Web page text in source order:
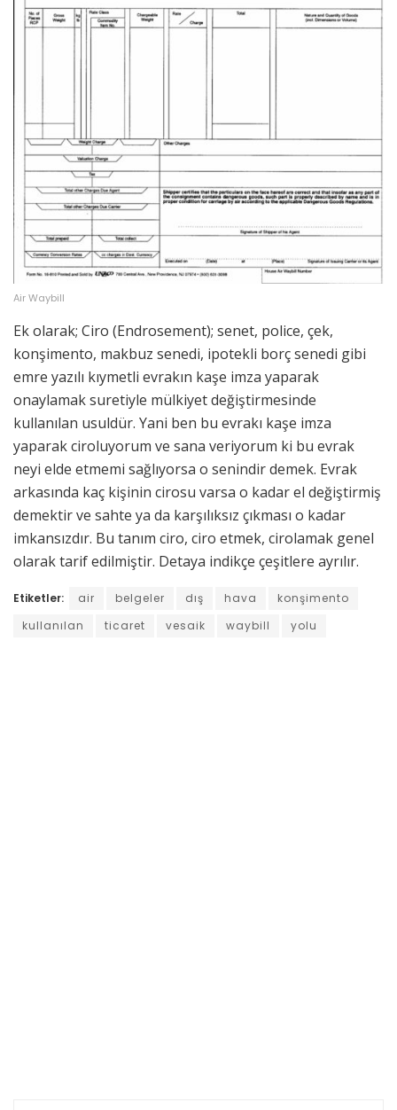
Air Waybill
Ek olarak; Ciro (Endrosement); senet, police, çek,
konşimento, makbuz senedi, ipotekli borç senedi gibi
emre yazılı kıymetli evrakın kaşe imza yaparak
onaylamak suretiyle mülkiyet değiştirmesinde
kullanılan usuldür. Yani ben bu evrakı kaşe imza
yaparak ciroluyorum ve sana veriyorum ki bu evrak
neyi elde etmemi sağlıyorsa o senindir demek. Evrak
arkasında kaç kişinin cirosu varsa o kadar el değiştirmiş
demektir ve sahte ya da karşılıksız çıkması o kadar
imkansızdır. Bu tanım ciro, ciro etmek, cirolamak genel
olarak tarif edilmiştir. Detaya indikçe çeşitlere ayrılır.
Etiketler: air belgeler dış hava
konşimento
kullanılan
ticaret vesaik waybill yolu